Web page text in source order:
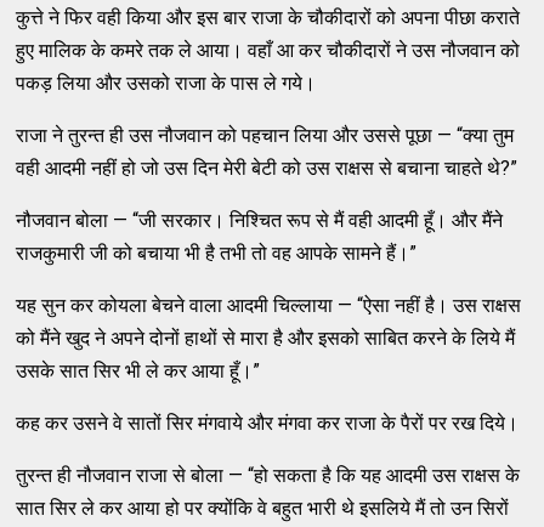
कुत्ते ने फिर वही किया और इस बार राजा के चौकीदारों को अपना पीछा कराते
हुए मालिक के कमरे तक ले आया। वहाँ आ कर चौकीदारों ने उस नौजवान को
पकड़ लिया और उसको राजा के पास ले गये।
राजा ने तुरन्त ही उस नौजवान को पहचान लिया और उससे पूछा — “क्या तुम
वही आदमी नहीं हो जो उस दिन मेरी बेटी को उस राक्षस से बचाना चाहते थे?”
नौजवान बोला — “जी सरकार। निश्चित रूप से मैं वही आदमी हूँ। और मैंने
राजकुमारी जी को बचाया भी है तभी तो वह आपके सामने हैं।”
यह सुन कर कोयला बेचने वाला आदमी चिल्लाया — “ऐसा नहीं है। उस राक्षस
को मैंने खुद ने अपने दोनों हाथों से मारा है और इसको साबित करने के लिये मैं
उसके सात सिर भी ले कर आया हूँ।”
कह कर उसने वे सातों सिर मंगवाये और मंगवा कर राजा के पैरों पर रख दिये।
तुरन्त ही नौजवान राजा से बोला — “हो सकता है कि यह आदमी उस राक्षस के
सात सिर ले कर आया हो पर क्योंकि वे बहुत भारी थे इसलिये मैं तो उन सिरों